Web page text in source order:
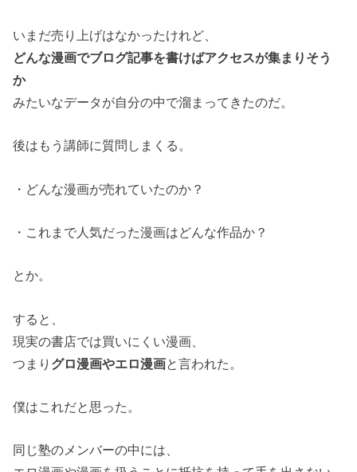
いまだ売り上げはなかったけれど、
どんな漫画でブログ記事を書けばアクセスが集まりそう
か
みたいなデータが自分の中で溜まってきたのだ。
後はもう講師に質問しまくる。
・どんな漫画が売れていたのか？
・これまで人気だった漫画はどんな作品か？
とか。
すると、
現実の書店では買いにくい漫画、
つまり グロ漫画やエロ漫画と言われた。
僕はこれだと思った。
同じ塾のメンバーの中には、